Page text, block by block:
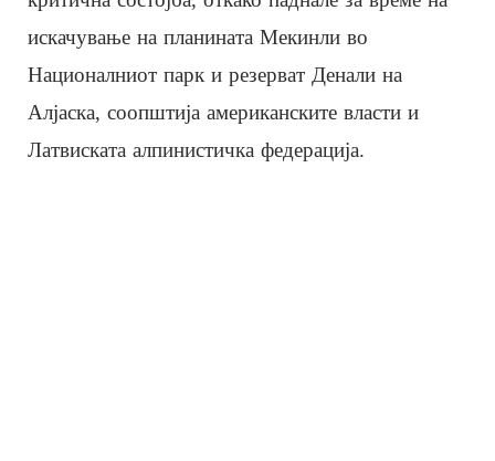
искачување на планината Мекинли во
Националниот парк и резерват Денали на
Алјаска, соопштија американските власти и
Латвиската алпинистичка федерација.